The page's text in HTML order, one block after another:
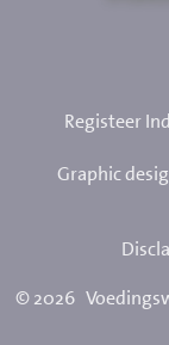
Registeer
Graphic
©2026